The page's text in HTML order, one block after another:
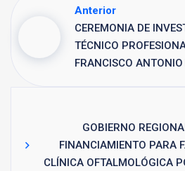
Anterior
CEREMONIA DE
TÉCNICO
FRANCISCO
GOBIERNO
FINANCIAMIENTO PARA
CLÍNICA OFTALMOLÓGICA